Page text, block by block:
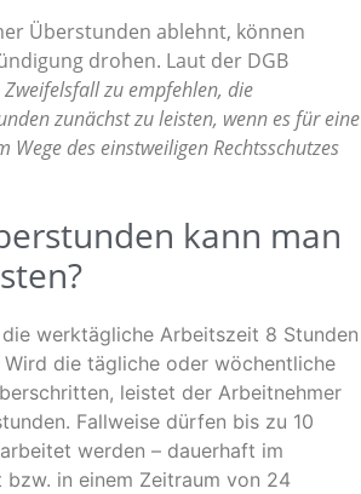
Überstunden ablehnt, können
drohen. Laut der DGB
zu empfehlen, die
zunächst zu leisten, wenn es für eine
Wege des einstweiligen Rechtsschutzes
kann man
werktägliche Arbeitszeit 8 Stunden
die tägliche oder wöchentliche
leistet der Arbeitnehmer
Fallweise dürfen bis zu 10
werden – dauerhaft im
bzw. in einem Zeitraum von 24